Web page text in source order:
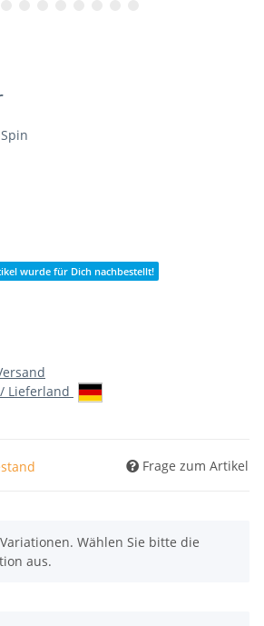
wurde für Dich nachbestellt!
Lieferland
Frage zum Artikel
Wählen Sie bitte die
aus.